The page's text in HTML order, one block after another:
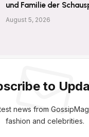
und Familie der
August 5, 2026
to
news from
fashion and celebrities.